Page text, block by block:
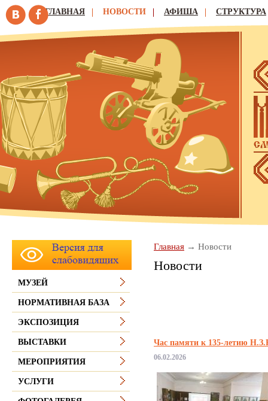
ГЛАВНАЯ НОВОСТИ АФИША СТРУКТУРА
Главная Новости
Новости
Час памяти к 135-летию
06.02.2026
МУЗЕЙ
НОРМАТИВНАЯ БАЗА
ЭКСПОЗИЦИЯ
ВЫСТАВКИ
МЕРОПРИЯТИЯ
УСЛУГИ